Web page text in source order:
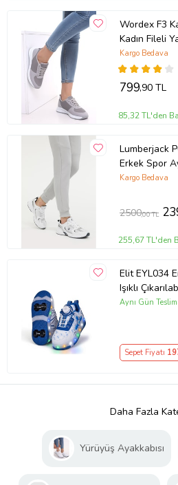
Wordex F3
Kadın Fileli
Ayakkabı (Gri)
Kargo Bedava
799,90 TL
85,32 TL'den
Lumberjack
Erkek Spor
45 (Beyaz-Gri)
Kargo Bedava
2500,00 TL
255,67 TL'den
Elit EYL034
Işıklı
Ayakkabı
Aynı Gün
Sepet Fiyatı
Daha Fazla
Yürüyüş Ayakkabısı